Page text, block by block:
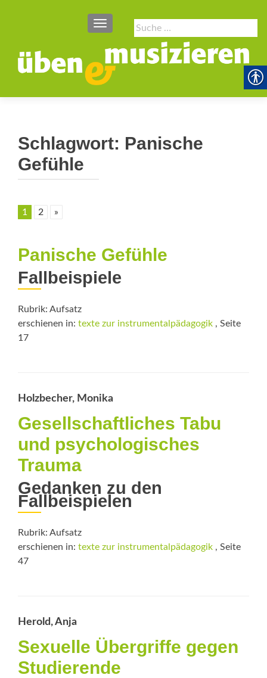
Suche
nach:
SCHALTE NAVIGATION
Schlagwort: Panische
Gefühle
1 2 »
Panische Gefühle
Fallbeispiele
Rubrik: Aufsatz
erschienen in: texte zur instrumentalpädagogik , Seite
17
Holzbecher, Monika
Gesellschaftliches Tabu
und psychologisches
Trauma
Gedanken zu den
Fallbeispielen
Rubrik: Aufsatz
erschienen in: texte zur instrumentalpädagogik , Seite
47
Herold, Anja
Sexuelle Übergriffe gegen
Studierende